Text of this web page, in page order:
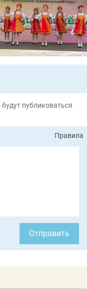
публиковаться
Правила
Отправить